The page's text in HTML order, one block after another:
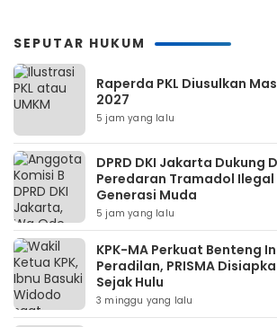
SEPUTAR HUKUM
Raperda PKL Diusulkan
2027
5 jam yang lalu
DPRD DKI Jakarta Dukung
Peredaran Tramadol Ilegal
Generasi Muda
5 jam yang lalu
KPK-MA Perkuat Benteng
Peradilan, PRISMA
Sejak Hulu
3 minggu yang lalu